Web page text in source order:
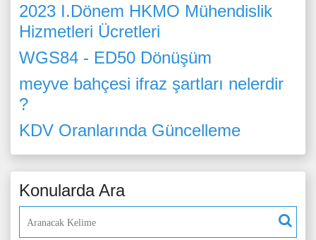
2023 I.Dönem HKMO Mühendislik
Hizmetleri Ücretleri
WGS84 - ED50 Dönüşüm
meyve bahçesi ifraz şartları nelerdir
?
KDV Oranlarında Güncelleme
Konularda Ara